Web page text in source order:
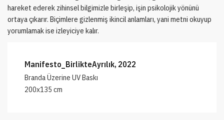
hareket ederek zihinsel bilgimizle birleşip, işin psikolojik yönünü
ortaya çıkarır. Biçimlere gizlenmiş ikincil anlamları, yani metni okuyup
yorumlamak ise izleyiciye kalır.
Manifesto_BirlikteAyrılık, 2022
Branda Üzerine UV Baskı
200x135 cm